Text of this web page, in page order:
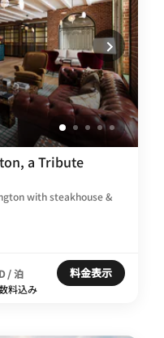
a Tribute
with steakhouse &
/ 泊
料込み
料金表示